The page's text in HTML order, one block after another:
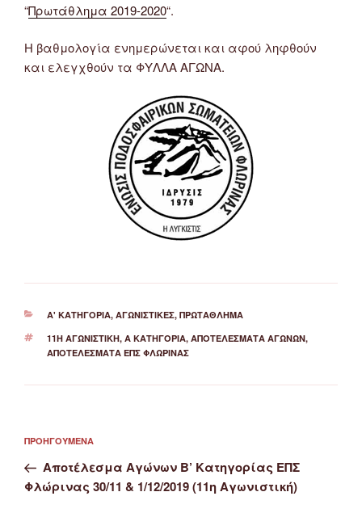
“Πρωτάθλημα 2019-2020“.
Η βαθμολογία ενημερώνεται και αφού ληφθούν
και ελεγχθούν τα ΦΥΛΛΑ ΑΓΩΝΑ.
ΚΑΤΗΓΟΡΊΕΣ
Α' ΚΑΤΗΓΟΡΊΑ, ΑΓΩΝΙΣΤΙΚΈΣ, ΠΡΩΤΆΘΛΗΜΑ
ΕΤΙΚΈΤΕΣ
11Η ΑΓΩΝΙΣΤΙΚΉ, Α ΚΑΤΗΓΟΡΊΑ, ΑΠΟΤΕΛΈΣΜΑΤΑ ΑΓΏΝΩΝ,
ΑΠΟΤΕΛΈΣΜΑΤΑ ΕΠΣ ΦΛΏΡΙΝΑΣ
άρθρων
Προηγούμενο
άρθρο
ΠΡΟΗΓΟΎΜΕΝΑ
Αποτέλεσμα Αγώνων Β’ Κατηγορίας ΕΠΣ
Φλώρινας 30/11 & 1/12/2019 (11η Αγωνιστική)